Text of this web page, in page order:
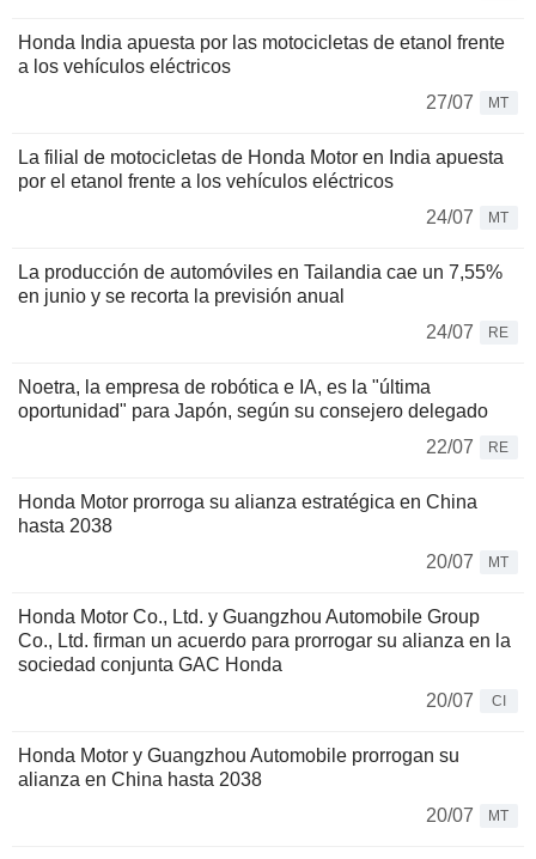
Honda India apuesta por las motocicletas de etanol frente
a los vehículos eléctricos
27/07
MT
La filial de motocicletas de Honda Motor en India apuesta
por el etanol frente a los vehículos eléctricos
24/07
MT
La producción de automóviles en Tailandia cae un 7,55%
en junio y se recorta la previsión anual
24/07
RE
Noetra, la empresa de robótica e IA, es la "última
oportunidad" para Japón, según su consejero delegado
22/07
RE
Honda Motor prorroga su alianza estratégica en China
hasta 2038
20/07
MT
Honda Motor Co., Ltd. y Guangzhou Automobile Group
Co., Ltd. firman un acuerdo para prorrogar su alianza en la
sociedad conjunta GAC Honda
20/07
CI
Honda Motor y Guangzhou Automobile prorrogan su
alianza en China hasta 2038
20/07
MT